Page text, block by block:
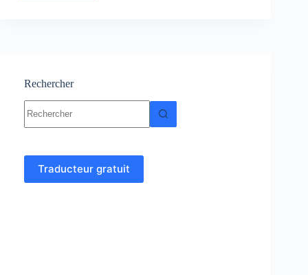
et
Rechercher
résultat
Traducteur gratuit